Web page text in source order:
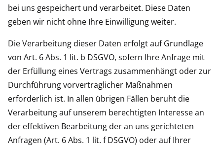
bei uns gespeichert und verarbeitet. Diese Daten
geben wir nicht ohne Ihre Einwilligung weiter.
Die Verarbeitung dieser Daten erfolgt auf Grundlage
von Art. 6 Abs. 1 lit. b DSGVO, sofern Ihre Anfrage mit
der Erfüllung eines Vertrags zusammenhängt oder zur
Durchführung vorvertraglicher Maßnahmen
erforderlich ist. In allen übrigen Fällen beruht die
Verarbeitung auf unserem berechtigten Interesse an
der effektiven Bearbeitung der an uns gerichteten
Anfragen (Art. 6 Abs. 1 lit. f DSGVO) oder auf Ihrer